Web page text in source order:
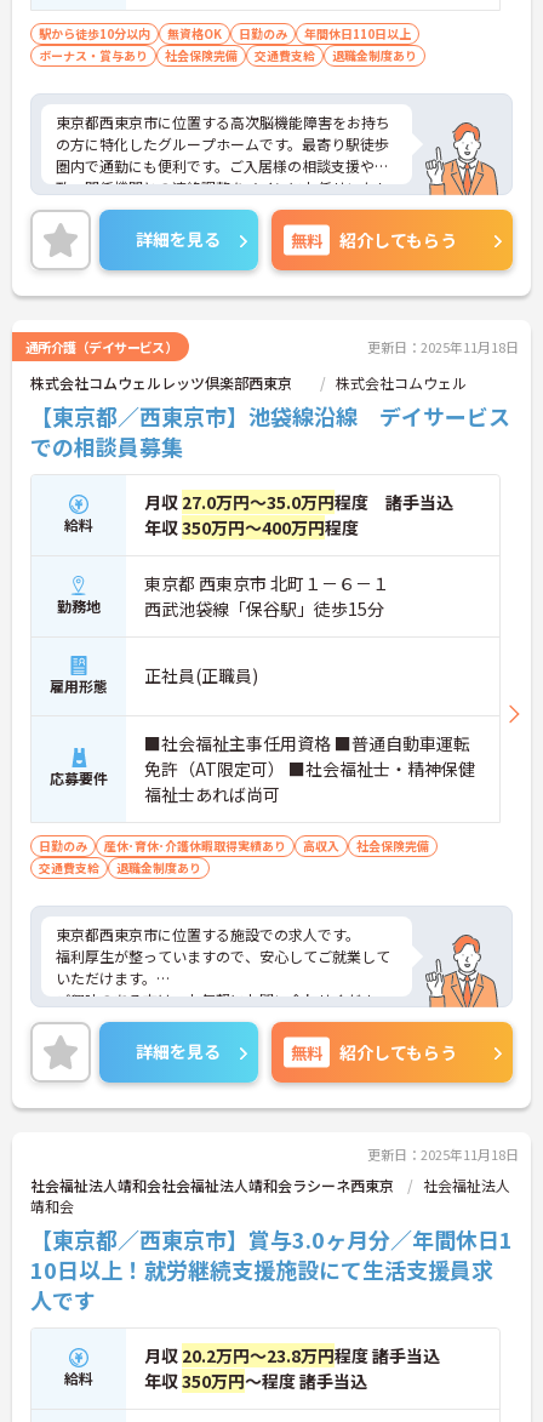
駅から徒歩10分以内 無資格OK 日勤のみ
年間休日110日以上
ボーナス・賞与あり
社会保険完備 交通費支給 退職金制度あり
東京都西東京市に位置する高次脳機能障害をお持ち
の方に特化したグループホームです。最寄り駅徒歩
圏内で通勤にも便利です。ご入居様の相談支援や行
政・関係機関との連絡調整をメインにお任せいたし
ます。排せつ、入浴介助、当直業務はありません。
ご興味のある方には、面接対策ポイントなど、さら
に詳細をお話しいたしますのでお気軽にご相談くだ
さい！
詳細を見る 無料 紹介してもらう
通所介護（デイサービス） 更新日：2025年11月18日
株式会社コムウェルレッツ倶楽部西東京 株式会社コムウェル
【東京都／西東京市】池袋線沿線 デイサービス
での相談員募集
給料
月収 27.0万円～35.0万円程度 諸手当込
年収350万円～400万円程度
勤務地
東京都 西東京市 北町１－６－１
西武池袋線「保谷駅」徒歩15分
雇用形態 正社員(正職員)
応募要件
■社会福祉主事任用資格 ■普通自動車運転
免許（AT限定可） ■社会福祉士・精神保健
福祉士あれば尚可
日勤のみ 産休･育休･介護休暇取得実績あり 高収入
社会保険完備
交通費支給
退職金制度あり
東京都西東京市に位置する施設での求人です。
福利厚生が整っていますので、安心してご就業して
いただけます。
ご興味のある方は、お気軽にお問い合わせくださ
い。
詳細を見る 無料 紹介してもらう
更新日：2025年11月18日
社会福祉法人靖和会社会福祉法人靖和会ラシーネ西東京
社会福祉法人
靖和会
【東京都／西東京市】賞与3.0ヶ月分／年間休日1
10日以上！就労継続支援施設にて生活支援員求
人です
給料
月収 20.2万円～23.8万円程度 諸手当込
年収350万円～程度 諸手当込